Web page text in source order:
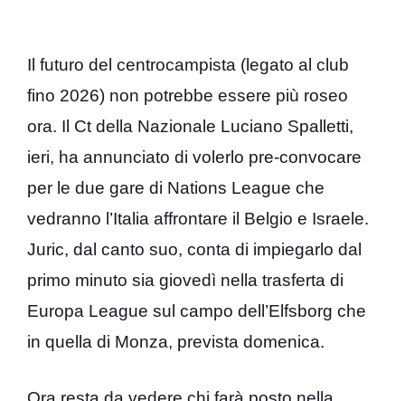
Il futuro del centrocampista (legato al club
fino 2026) non potrebbe essere più roseo
ora. Il Ct della Nazionale Luciano Spalletti,
ieri, ha annunciato di volerlo pre-convocare
per le due gare di Nations League che
vedranno l’Italia affrontare il Belgio e Israele.
Juric, dal canto suo, conta di impiegarlo dal
primo minuto sia giovedì nella trasferta di
Europa League sul campo dell’Elfsborg che
in quella di Monza, prevista domenica.